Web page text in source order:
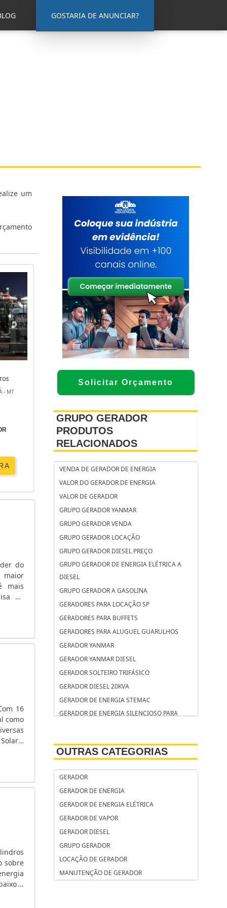
GOSTARIA DE ANUNCIAR?
Solicitar Orçamento
GRUPO GERADOR
PRODUTOS
RELACIONADOS
VENDA DE GERADOR DE ENERGIA
VALOR DO GERADOR DE ENERGIA
VALOR DE GERADOR
GRUPO GERADOR YANMAR
GRUPO GERADOR VENDA
GRUPO GERADOR LOCAÇÃO
GRUPO GERADOR DIESEL PREÇO
GRUPO GERADOR DE ENERGIA ELÉTRICA A
DIESEL
GRUPO GERADOR A GASOLINA
GERADORES PARA LOCAÇÃO SP
GERADORES PARA BUFFETS
GERADORES PARA ALUGUEL GUARULHOS
GERADOR YANMAR
GERADOR YANMAR DIESEL
GERADOR SOLTEIRO TRIFÁSICO
GERADOR DIESEL 20KVA
GERADOR DE ENERGIA STEMAC
GERADOR DE ENERGIA SILENCIOSO PARA
GERADOR DE ENERGIA RESIDENCIAL
SILENCIOSO
GERADOR DE ENERGIA RESIDENCIAL
AUTOMÁTICO
GERADOR DE ENERGIA RESIDENCIAL A DIESEL
GERADOR DE ENERGIA QUANTO CUSTA
GERADOR DE ENERGIA QUAL COMPRAR
GERADOR DE ENERGIA PORTÁTIL
GERADOR DE ENERGIA PORTÁTIL SILENCIOSO
OUTRAS CATEGORIAS
GERADOR
GERADOR DE ENERGIA
GERADOR DE ENERGIA ELÉTRICA
GERADOR DE VAPOR
GERADOR DIESEL
GRUPO GERADOR
LOCAÇÃO DE GERADOR
MANUTENÇÃO DE GERADOR
um
- MT
do
maior
mais
na
16
como
sobre
e